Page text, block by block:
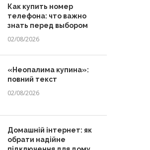
Как купить номер
телефона: что важно
знать перед выбором
02/08/2026
«Неопалима купина»:
повний текст
02/08/2026
Домашній інтернет: як
обрати надійне